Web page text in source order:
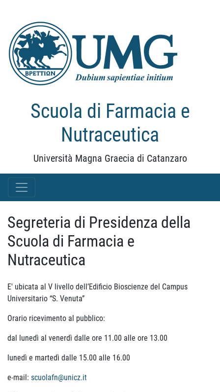
Scuola di Farmacia e
Nutraceutica
Università Magna Graecia di Catanzaro
Segreteria di Presidenza della
Scuola di Farmacia e
Nutraceutica
E' ubicata al V livello dell’Edificio Bioscienze del Campus
Universitario “S. Venuta”
Orario ricevimento al pubblico:
dal lunedì al venerdì dalle ore 11.00 alle ore 13.00
lunedì e martedì dalle 15.00 alle 16.00
e-mail: scuolafn@unicz.it